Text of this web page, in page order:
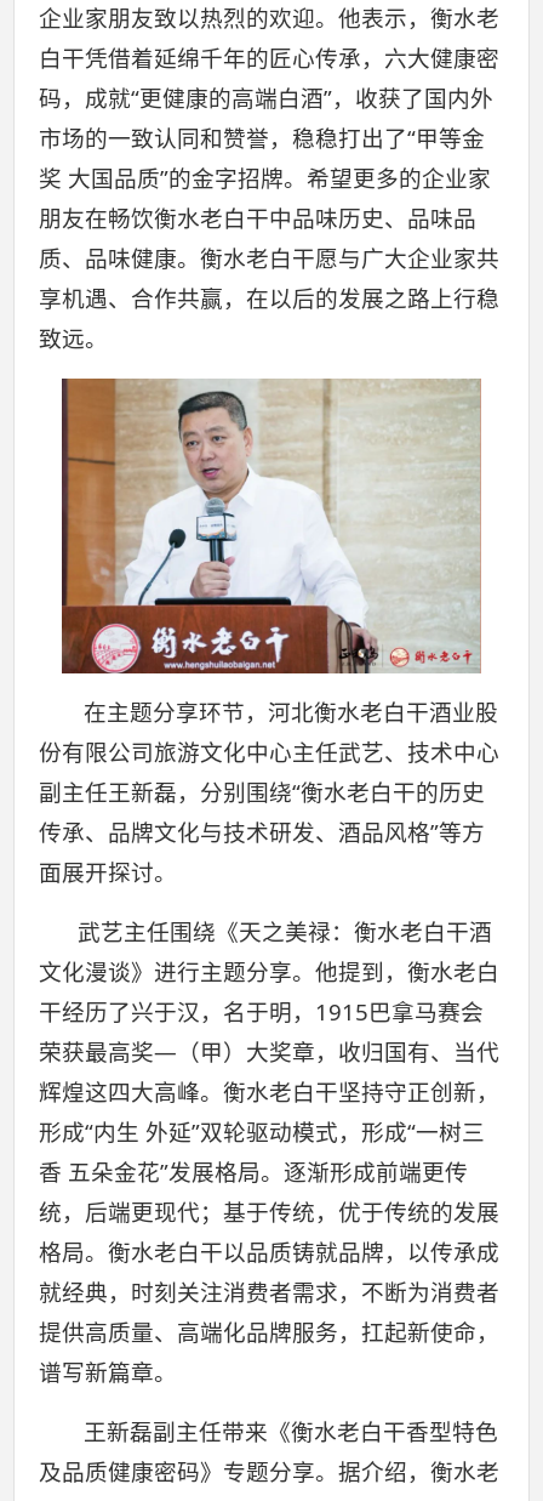
企业家朋友致以热烈的欢迎。他表示，衡水老
白干凭借着延绵千年的匠心传承，六大健康密
码，成就“更健康的高端白酒”，收获了国内外
市场的一致认同和赞誉，稳稳打出了“甲等金
奖 大国品质”的金字招牌。希望更多的企业家
朋友在畅饮衡水老白干中品味历史、品味品
质、品味健康。衡水老白干愿与广大企业家共
享机遇、合作共赢，在以后的发展之路上行稳
致远。
在主题分享环节，河北衡水老白干酒业股
份有限公司旅游文化中心主任武艺、技术中心
副主任王新磊，分别围绕“衡水老白干的历史
传承、品牌文化与技术研发、酒品风格”等方
面展开探讨。
武艺主任围绕《天之美禄：衡水老白干酒
文化漫谈》进行主题分享。他提到，衡水老白
干经历了兴于汉，名于明，1915巴拿马赛会
荣获最高奖—（甲）大奖章，收归国有、当代
辉煌这四大高峰。衡水老白干坚持守正创新，
形成“内生 外延”双轮驱动模式，形成“一树三
香 五朵金花”发展格局。逐渐形成前端更传
统，后端更现代；基于传统，优于传统的发展
格局。衡水老白干以品质铸就品牌，以传承成
就经典，时刻关注消费者需求，不断为消费者
提供高质量、高端化品牌服务，扛起新使命，
谱写新篇章。
王新磊副主任带来《衡水老白干香型特色
及品质健康密码》专题分享。据介绍，衡水老